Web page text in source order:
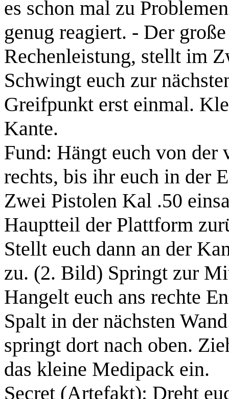
es schon mal zu
genug reagiert. - Der
Rechenleistung, stellt im
Schwingt euch zur
Greifpunkt erst einmal.
Kante.
Fund: Hängt euch von der
rechts, bis ihr euch in der
Zwei Pistolen Kal .50
Hauptteil der Plattform
Stellt euch dann an der
zu. (2. Bild) Springt zur
Hangelt euch ans rechte
Spalt in der nächsten
springt dort nach oben.
das kleine Medipack ein.
Secret (Artefakt): Dreht